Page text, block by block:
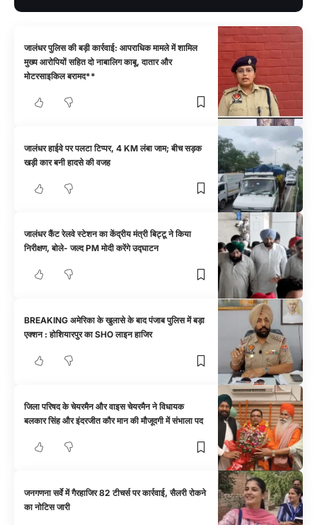
जालंधर पुलिस की बड़ी कार्रवाई: आपराधिक मामले में शामिल
मुख्य आरोपियों सहित दो नाबालिग काबू, दातार और
मोटरसाइकिल बरामद**
जालंधर हाईवे पर पलटा टिप्पर, 4 KM लंबा जाम; बीच सड़क
खड़ी कार बनी हादसे की वजह
जालंधर कैंट रेलवे स्टेशन का केंद्रीय मंत्री बिट्टू ने किया
निरीक्षण, बोले- जल्द PM मोदी करेंगे उद्घाटन
BREAKING अमेरिका के खुलासे के बाद पंजाब पुलिस में बड़ा
एक्शन : होशियारपुर का SHO लाइन हाजिर
जिला परिषद के चेयरमैन और वाइस चेयरमैन ने विधायक
बलकार सिंह और इंदरजीत कौर मान की मौजूदगी में संभाला पद
जनगणना सर्वे में गैरहाजिर 82 टीचर्स पर कार्रवाई, सैलरी रोकने
का नोटिस जारी